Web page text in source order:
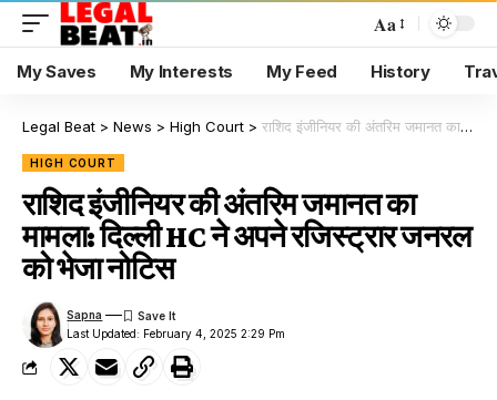
Aa
My Saves My Interests My Feed History
Legal Beat > News > High Court > राशिद इंजीनियर की अंतरिम जमानत का मामला: दिल्ली HC ने अपने रजिस्ट्रार जनरल को भेजा नोटिस
HIGH COURT
राशिद इंजीनियर की अंतरिम जमानत का
मामला: दिल्ली HC ने अपने रजिस्ट्रार जनरल
को भेजा नोटिस
Last Updated: February 4, 2025 2:29 Pm
Sapna